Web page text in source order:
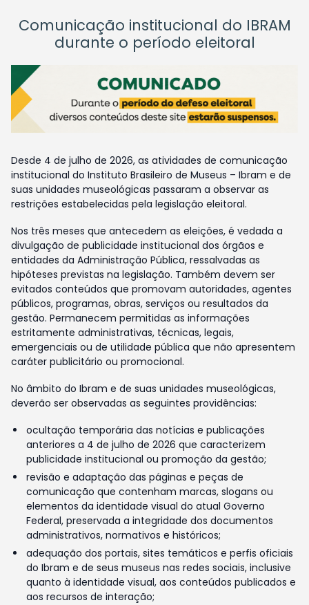
Comunicação institucional do IBRAM
durante o período eleitoral
Desde 4 de julho de 2026, as atividades de comunicação
institucional do Instituto Brasileiro de Museus – Ibram e de
suas unidades museológicas passaram a observar as
restrições estabelecidas pela legislação eleitoral.
Nos três meses que antecedem as eleições, é vedada a
divulgação de publicidade institucional dos órgãos e
entidades da Administração Pública, ressalvadas as
hipóteses previstas na legislação. Também devem ser
evitados conteúdos que promovam autoridades, agentes
públicos, programas, obras, serviços ou resultados da
gestão. Permanecem permitidas as informações
estritamente administrativas, técnicas, legais,
emergenciais ou de utilidade pública que não apresentem
caráter publicitário ou promocional.
No âmbito do Ibram e de suas unidades museológicas,
deverão ser observadas as seguintes providências:
ocultação temporária das notícias e publicações
anteriores a 4 de julho de 2026 que caracterizem
publicidade institucional ou promoção da gestão;
revisão e adaptação das páginas e peças de
comunicação que contenham marcas, slogans ou
elementos da identidade visual do atual Governo
Federal, preservada a integridade dos documentos
administrativos, normativos e históricos;
adequação dos portais, sites temáticos e perfis oficiais
do Ibram e de seus museus nas redes sociais, inclusive
quanto à identidade visual, aos conteúdos publicados e
aos recursos de interação;